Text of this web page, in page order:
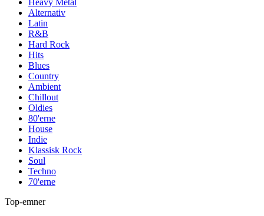
Heavy Metal
Alternativ
Latin
R&B
Hard Rock
Hits
Blues
Country
Ambient
Chillout
Oldies
80'erne
House
Indie
Klassisk Rock
Soul
Techno
70'erne
Top-emner